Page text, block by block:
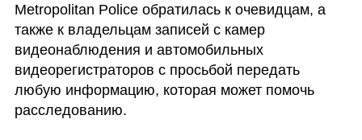
Metropolitan Police обратилась к очевидцам, а
также к владельцам записей с камер
видеонаблюдения и автомобильных
видеорегистраторов с просьбой передать
любую информацию, которая может помочь
расследованию.